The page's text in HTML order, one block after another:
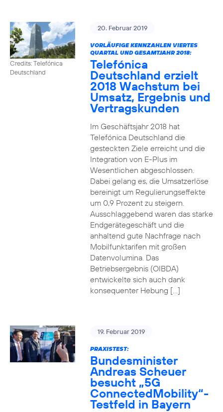
Credits: Telefónica
Deutschland
20. Februar 2019
VORLÄUFIGE KENNZAHLEN VIERTES
QUARTAL UND GESAMTJAHR 2018:
Telefónica
Deutschland erzielt
2018 Wachstum bei
Umsatz, Ergebnis und
Vertragskunden
Im Geschäftsjahr 2018 hat
Telefónica Deutschland die
gesteckten Ziele erreicht und die
Integration von E-Plus im
Wesentlichen abgeschlossen.
Dabei gelang es, die Umsatzerlöse
bereinigt um Regulierungseffekte
um 0,9 Prozent zu steigern.
Ausschlaggebend waren das starke
Endgerätegeschäft und die
anhaltend gute Nachfrage nach
Mobilfunktarifen mit großen
Datenvolumina. Das
Betriebsergebnis (OIBDA)
entwickelte sich auch dank
konsequenter Hebung […]
19. Februar 2019
PRAXISTEST:
Bundesminister
Andreas Scheuer
besucht „5G
ConnectedMobility“-
Testfeld in Bayern